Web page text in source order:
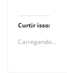
Curtir isso:
Carregando...